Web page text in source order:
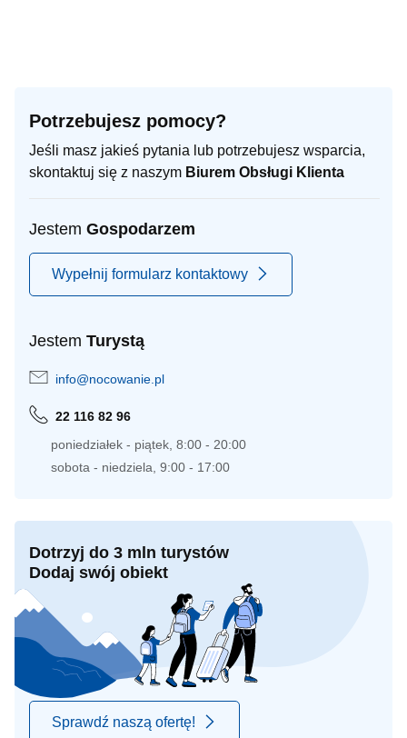
Potrzebujesz pomocy?
Jeśli masz jakieś pytania lub potrzebujesz wsparcia,
skontaktuj się z naszym Biurem Obsługi Klienta
Jestem Gospodarzem
Wypełnij formularz kontaktowy
Jestem Turystą
info@nocowanie.pl
22 116 82 96
poniedziałek - piątek, 8:00 - 20:00
sobota - niedziela, 9:00 - 17:00
Dotrzyj do 3 mln turystów
Dodaj swój obiekt
Sprawdź naszą ofertę!